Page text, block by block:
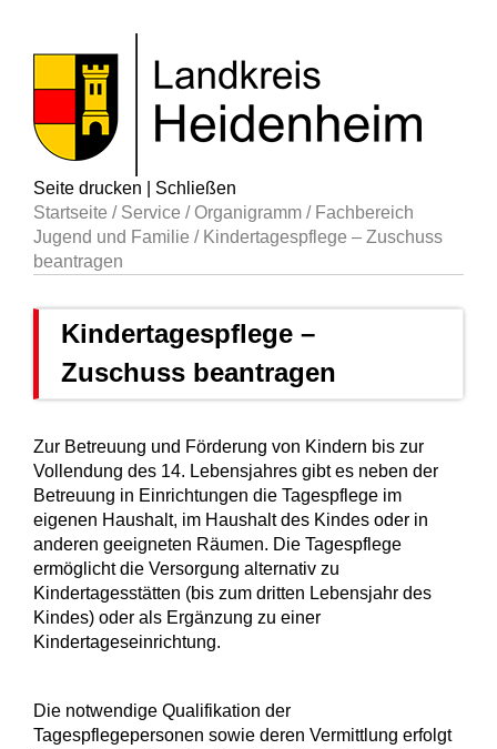
Seite drucken
Schließen
Startseite / Service /Organigramm / Fachbereich
Jugend und Familie / Kindertagespflege – Zuschuss
beantragen
Kindertagespflege –
Zuschuss beantragen
Zur Betreuung und Förderung von Kindern bis zur
Vollendung des 14. Lebensjahres gibt es neben der
Betreuung in Einrichtungen die Tagespflege im
eigenen Haushalt, im Haushalt des Kindes oder in
anderen geeigneten Räumen. Die Tagespflege
ermöglicht die Versorgung alternativ zu
Kindertagesstätten (bis zum dritten Lebensjahr des
Kindes) oder als Ergänzung zu einer
Kindertageseinrichtung.
Die notwendige Qualifikation der
Tagespflegepersonen sowie deren Vermittlung erfolgt